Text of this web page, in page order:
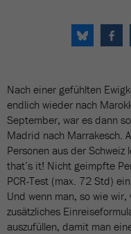
Nach einer gefühlten
endlich wieder nach
September, war es dann
Madrid nach Marrakesch.
Personen aus der
that’s it! Nicht geimpfte
PCR-Test (max. 72 Std)
Und wenn man, so wie
zusätzliches
auszufüllen, damit man